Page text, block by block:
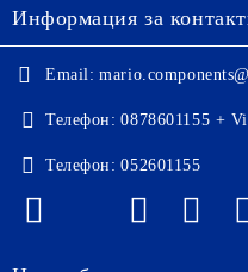
Информация за
Email:
Телефон: 0878601155 +
Телефон: 052601155